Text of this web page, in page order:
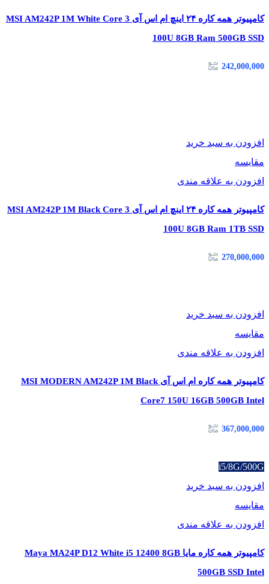
کامپیوتر همه کاره ۲۴ اینچ ام اس آی MSI AM242P 1M White Core 3
100U 8GB Ram 500GB SSD
242,000,000
افزودن به سبد خرید
مقایسه
افزودن به علاقه مندی
کامپیوتر همه کاره ۲۴ اینچ ام اس آی MSI AM242P 1M Black Core 3
100U 8GB Ram 1TB SSD
270,000,000
افزودن به سبد خرید
مقایسه
افزودن به علاقه مندی
کامپیوتر همه کاره ام اس آی MSI MODERN AM242P 1M Black
Core7 150U 16GB 500GB Intel
367,000,000
i5/8G/500G
افزودن به سبد خرید
مقایسه
افزودن به علاقه مندی
کامپیوتر همه کاره مایا Maya MA24P D12 White i5 12400 8GB
500GB SSD Intel